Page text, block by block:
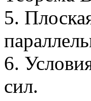
5.
6.
сил.